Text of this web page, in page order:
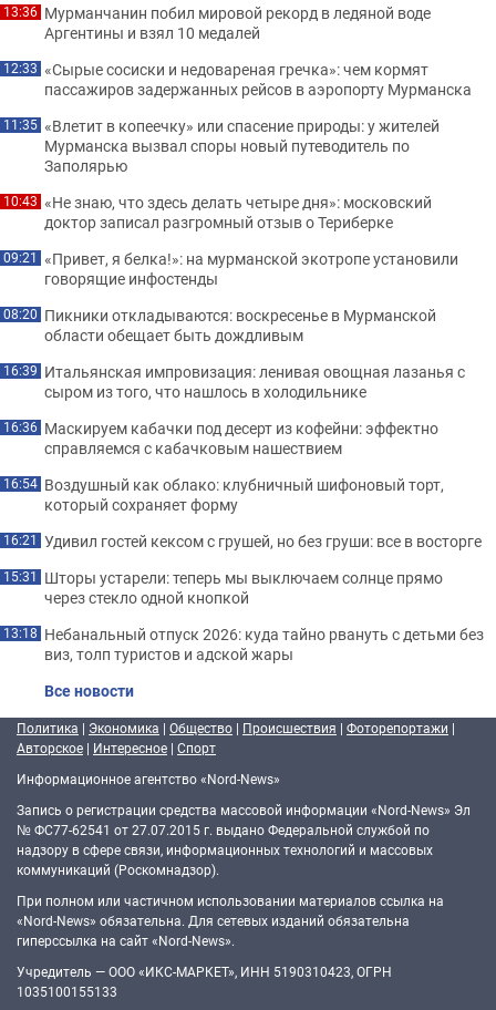
13:36 Мурманчанин побил мировой рекорд в ледяной воде
Аргентины и взял 10 медалей
12:33 «Сырые сосиски и недовареная гречка»: чем кормят
пассажиров задержанных рейсов в аэропорту Мурманска
11:35 «Влетит в копеечку» или спасение природы: у жителей
Мурманска вызвал споры новый путеводитель по
Заполярью
10:43 «Не знаю, что здесь делать четыре дня»: московский
доктор записал разгромный отзыв о Териберке
09:21 «Привет, я белка!»: на мурманской экотропе установили
говорящие инфостенды
08:20 Пикники откладываются: воскресенье в Мурманской
области обещает быть дождливым
16:39 Итальянская импровизация: ленивая овощная лазанья с
сыром из того, что нашлось в холодильнике
16:36 Маскируем кабачки под десерт из кофейни: эффектно
справляемся с кабачковым нашествием
16:54 Воздушный как облако: клубничный шифоновый торт,
который сохраняет форму
16:21 Удивил гостей кексом с грушей, но без груши: все в восторге
15:31 Шторы устарели: теперь мы выключаем солнце прямо
через стекло одной кнопкой
13:18 Небанальный отпуск 2026: куда тайно рвануть с детьми без
виз, толп туристов и адской жары
Все новости
Политика | Экономика | Общество | Происшествия | Фоторепортажи |
Авторское | Интересное | Спорт
Информационное агентство «Nord-News»
Запись о регистрации средства массовой информации «Nord-News» Эл
№ ФС77-62541 от 27.07.2015 г. выдано Федеральной службой по
надзору в сфере связи, информационных технологий и массовых
коммуникаций (Роскомнадзор).
При полном или частичном использовании материалов ссылка на
«Nord-News» обязательна. Для сетевых изданий обязательна
гиперссылка на сайт «Nord-News».
Учредитель — ООО «ИКС-МАРКЕТ», ИНН 5190310423, ОГРН
1035100155133